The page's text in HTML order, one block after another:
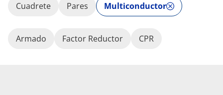
Cuadrete Pares Multiconductor
Armado Factor Reductor CPR